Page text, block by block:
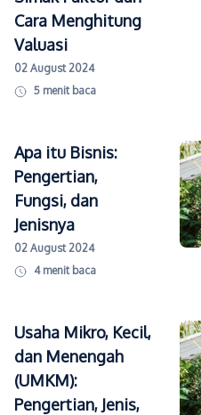
Cara Menghitung
Valuasi
02 August 2024
5 menit baca
Apa itu Bisnis:
Pengertian,
Fungsi, dan
Jenisnya
02 August 2024
4 menit baca
Usaha Mikro, Kecil,
dan Menengah
(UMKM):
Pengertian, Jenis,